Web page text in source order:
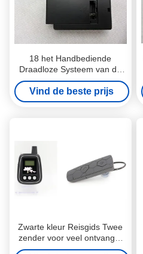
18 het Handbediende
Draadloze Systeem van de
Reisgids, de Audiozender
van de Reisgids
Vind de beste prijs
Zwarte kleur Reisgids Twee
zender voor veel ontvanger
Milieubescherming